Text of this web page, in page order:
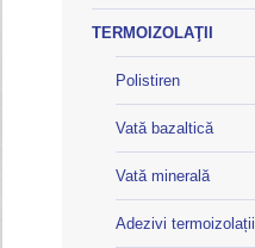
TERMOIZOLAŢII
Polistiren
Vată bazaltică
Vată minerală
Adezivi termoizolații